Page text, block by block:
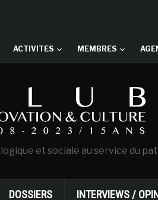
ACTIVITES MEMBRES
et sociale au service du
DOSSIERS INTERVIEWS /